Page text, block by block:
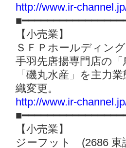
http://www.ir-
【小売業】
ＳＦＰホールディン
手羽先唐揚専門店の
「磯丸水産」を主力
織変更。
http://www.ir-
【小売業】
ジーフット (2686 東